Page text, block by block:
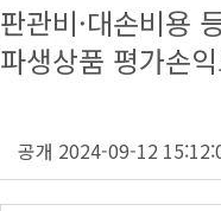
판관비·대손비용
파생상품 평가손
공개 2024-09-12